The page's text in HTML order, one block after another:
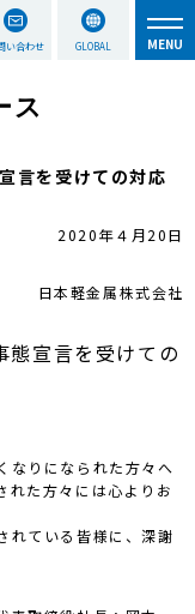
い合わせ GLOBAL
ス
言を受けての対応
2020年４月20日
日本軽金属株式会社
態宣言を受けての
なりになられた方々へ
れた方々には心よりお
れている皆様に、深謝